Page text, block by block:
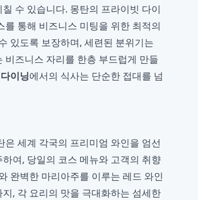
수 있습니다. 몽탄의 프라이빗 다이
통해 비즈니스 미팅을 위한 최적의
있도록 보장하며, 세련된 분위기는
즈니스 자리를 한층 부드럽게 만들
이닝에서의 식사는 단순한 접대를 넘
세계 각국의 프리미엄 와인을 엄선
여, 당일의 코스 메뉴와 고객의 취향
완벽한 마리아주를 이루는 레드 와인
, 각 요리의 맛을 극대화하는 섬세한